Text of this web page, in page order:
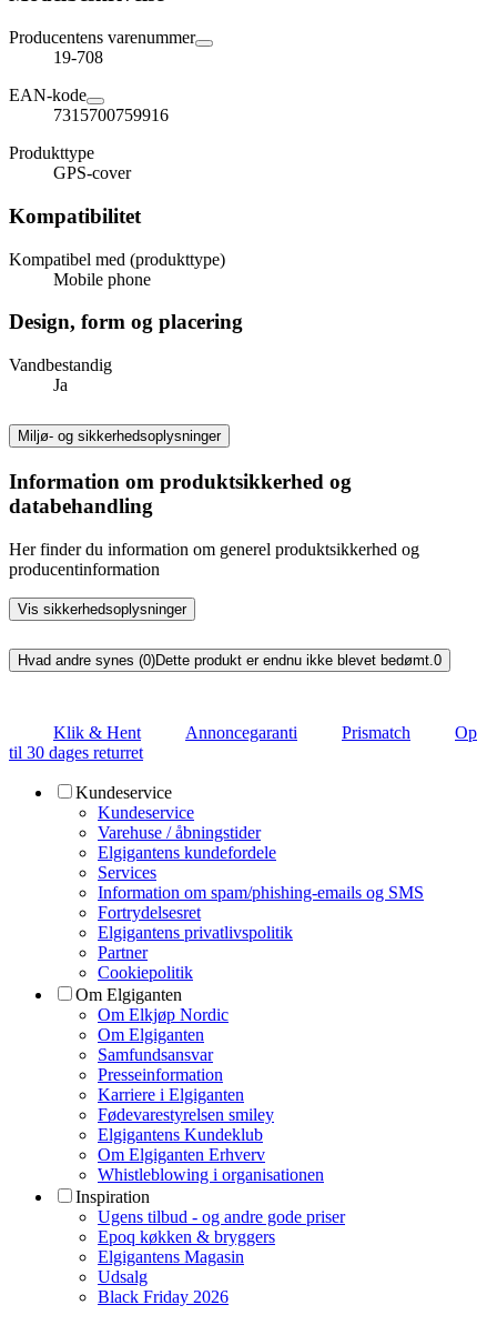
Producentens varenummer
19-708
EAN-kode
7315700759916
Produkttype
GPS-cover
Kompatibilitet
Kompatibel med (produkttype)
Mobile phone
Design, form og placering
Vandbestandig
Ja
Miljø- og sikkerhedsoplysninger
Information om produktsikkerhed og
databehandling
Her finder du information om generel produktsikkerhed og
producentinformation
Vis sikkerhedsoplysninger
Hvad andre synes (0)Dette produkt er endnu ikke blevet bedømt.0
Klik & Hent Annoncegaranti Prismatch
Op
til 30 dages returret
Kundeservice
Kundeservice
Varehuse / åbningstider
Elgigantens kundefordele
Services
Information om spam/phishing-emails og SMS
Fortrydelsesret
Elgigantens privatlivspolitik
Partner
Cookiepolitik
Om Elgiganten
Om Elkjøp Nordic
Om Elgiganten
Samfundsansvar
Presseinformation
Karriere i Elgiganten
Fødevarestyrelsen smiley
Elgigantens Kundeklub
Om Elgiganten Erhverv
Whistleblowing i organisationen
Inspiration
Ugens tilbud - og andre gode priser
Epoq køkken & bryggers
Elgigantens Magasin
Udsalg
Black Friday 2026